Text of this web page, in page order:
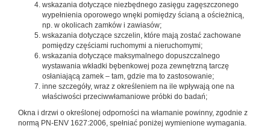
wskazania dotyczące niezbędnego zasięgu zagęszczonego
wypełnienia oporowego wnęki pomiędzy ścianą a ościeżnicą,
np. w okolicach zamków i zawiasów;
wskazania dotyczące szczelin, które mają zostać zachowane
pomiędzy częściami ruchomymi a nieruchomymi;
wskazania dotyczące maksymalnego dopuszczalnego
wystawania wkładki bębenkowej poza zewnętrzną tarczę
osłaniającą zamek – tam, gdzie ma to zastosowanie;
inne szczegóły, wraz z określeniem na ile wpływają one na
właściwości przeciwwłamaniowe próbki do badań;
Okna i drzwi o określonej odporności na włamanie powinny, zgodnie z
normą PN-ENV 1627:2006, spełniać poniżej wymienione wymagania.